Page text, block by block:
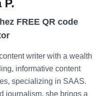
P.
FREE QR code
writer with a wealth
informative content
specializing in SAAS.
journalism, she brings a